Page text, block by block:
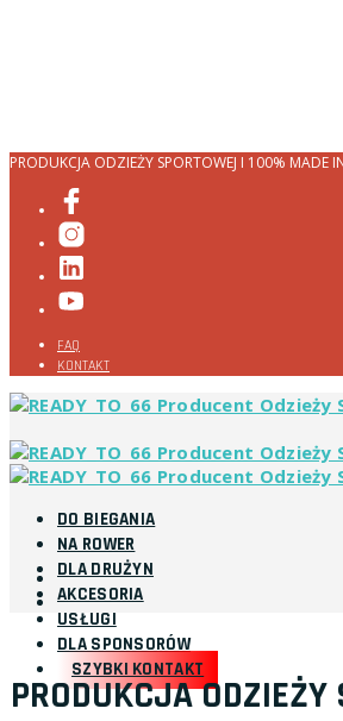
PRODUKCJA ODZIEŻY SPORTOWEJ I 100% MADE
FAQ
KONTAKT
DO BIEGANIA
NA ROWER
DLA DRUŻYN
AKCESORIA
USŁUGI
DLA SPONSORÓW
SZYBKI KONTAKT
PRODUKCJA ODZIEŻY